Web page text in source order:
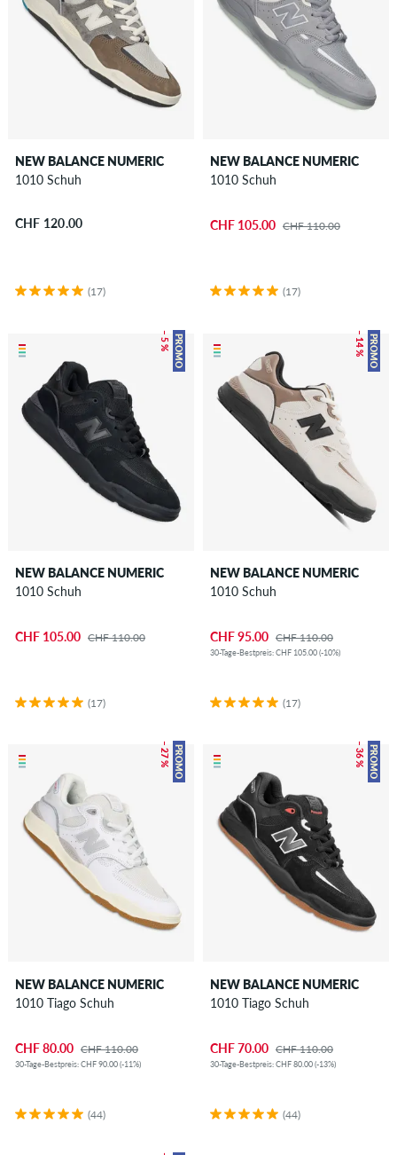
NEW BALANCE NUMERIC
1010 Schuh
CHF 120.00
(17)
NEW BALANCE NUMERIC
1010 Schuh
CHF 105.00 CHF 110.00
(17)
PROMO
– 5 %
NEW BALANCE NUMERIC
1010 Schuh
CHF 105.00 CHF 110.00
(17)
PROMO
– 14 %
NEW BALANCE NUMERIC
1010 Schuh
CHF 95.00 CHF 110.00
30-Tage-Bestpreis: CHF 105.00 (-10%)
(17)
PROMO
– 27 %
NEW BALANCE NUMERIC
1010 Tiago Schuh
CHF 80.00 CHF 110.00
30-Tage-Bestpreis: CHF 90.00 (-11%)
(44)
PROMO
– 36 %
NEW BALANCE NUMERIC
1010 Tiago Schuh
CHF 70.00 CHF 110.00
30-Tage-Bestpreis: CHF 80.00 (-13%)
(44)